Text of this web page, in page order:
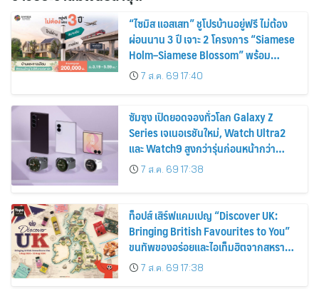
“ไซมิส แอสเสท” ชูโปรบ้านอยู่ฟรี ไม่ต้อง
ผ่อนนาน 3 ปี เจาะ 2 โครงการ “Siamese
Holm–Siamese Blossom” พร้อม
ส่วนลดและสิทธิพิเศษถึง 31 สิงหาคม
2569
7 ส.ค. 69 17:40
ซัมซุง เปิดยอดจองทั่วโลก Galaxy Z
Series เจเนอเรชันใหม่, Watch Ultra2
และ Watch9 สูงกว่ารุ่นก่อนหน้ากว่า
30%7 ส.ค. 69 17:38
ท็อปส์ เสิร์ฟแคมเปญ “Discover UK:
Bringing British Favourites to You”
ขนทัพของอร่อยและไอเท็มฮิตจากสหราช
อาณาจักร ส่งตรงถึงมือตั้งแต่วันนี้ – 18
สิงหาคมนี้
7 ส.ค. 69 17:38